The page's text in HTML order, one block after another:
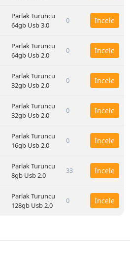
Parlak Turuncu
64gb Usb 3.0
0 İncele
Parlak Turuncu
64gb Usb 2.0
0 İncele
Parlak Turuncu
32gb Usb 2.0
0 İncele
Parlak Turuncu
32gb Usb 2.0
0 İncele
Parlak Turuncu
16gb Usb 2.0
0 İncele
Parlak Turuncu
8gb Usb 2.0
33 İncele
Parlak Turuncu
128gb Usb 2.0
0 İncele